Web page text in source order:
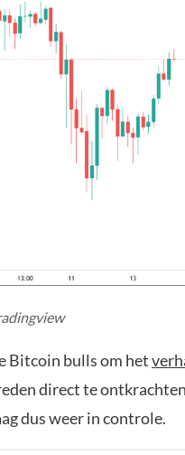
Bitcoin bulls om het
direct te
dus weer in controle.